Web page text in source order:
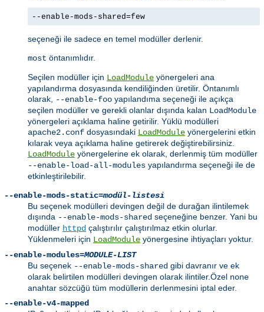
--enable-mods-shared=few
seçeneği ile sadece en temel modüller derlenir.
most öntanımlıdır.
Seçilen modüller için LoadModule yönergeleri ana
yapılandırma dosyasında kendiliğinden üretilir. Öntanımlı
olarak, --enable-foo yapılandıma seçeneği ile açıkça
seçilen modüller ve gerekli olanlar dışında kalan LoadModule
yönergeleri açıklama haline getirilir. Yüklü modülleri
apache2.conf dosyasındaki LoadModule yönergelerini etkin
kılarak veya açıklama haline getirerek değiştirebilirsiniz.
LoadModule yönergelerine ek olarak, derlenmiş tüm modüller
--enable-load-all-modules yapılandırma seçeneği ile de
etkinleştirilebilir.
--enable-mods-static=modül-listesi
Bu seçenek modülleri devingen değil de durağan ilintilemek
dışında --enable-mods-shared seçeneğine benzer. Yani bu
modüller httpd çalıştırılır çalıştırılmaz etkin olurlar.
Yüklenmeleri için LoadModule yönergesine ihtiyaçları yoktur.
--enable-modules=MODULE-LIST
Bu seçenek --enable-mods-shared gibi davranır ve ek
olarak belirtilen modülleri devingen olarak ilintiler.Özel none
anahtar sözcüğü tüm modüllerin derlenmesini iptal eder.
--enable-v4-mapped